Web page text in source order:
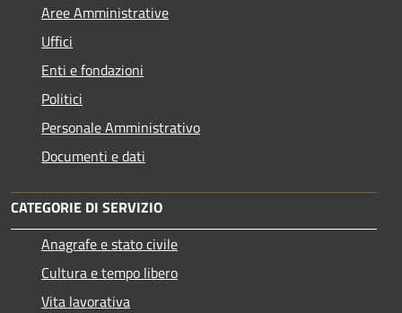
Aree Amministrative
Uffici
Enti e fondazioni
Politici
Personale Amministrativo
Documenti e dati
CATEGORIE DI SERVIZIO
Anagrafe e stato civile
Cultura e tempo libero
Vita lavorativa